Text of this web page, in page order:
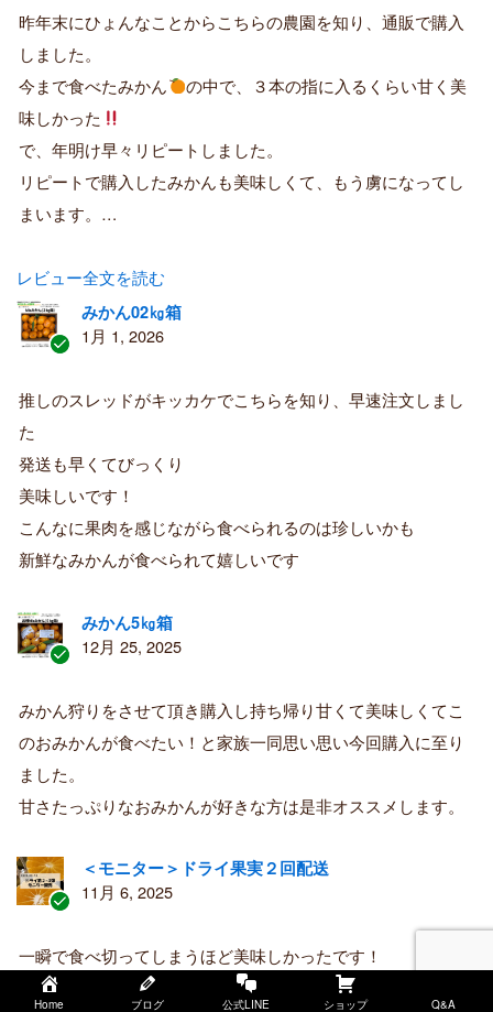
証
済
み
購
者
昨年末にひょんなことからこちらの農園を知り、通販で購入
しました。
今まで食べたみかん
の中で、３本の指に入るくらい甘く美
味しかった
で、年明け早々リピートしました。
リピートで購入したみかんも美味しくて、もう虜になってし
まいます。…
レビュー全文を読む
証
済
購
者
みかん02㎏箱
1月 1, 2026
推しのスレッドがキッカケでこちらを知り、早速注文しまし
た
発送も早くてびっくり
美味しいです！
こんなに果肉を感じながら食べられるのは珍しいかも
新鮮なみかんが食べられて嬉しいです
証
済
み
購
者
みかん5㎏箱
12月 25, 2025
みかん狩りをさせて頂き購入し持ち帰り甘くて美味しくてこ
のおみかんが食べたい！と家族一同思い思い今回購入に至り
ました。
甘さたっぷりなおみかんが好きな方は是非オススメします。
証
済
み
＜モニター＞ドライ果実２回配送
11月 6, 2025
一瞬で食べ切ってしまうほど美味しかったです！
訳ありとかでも全然いいので大袋でお安めで購入できるよう
Home ブログ 公式LINE ショップ Q&A